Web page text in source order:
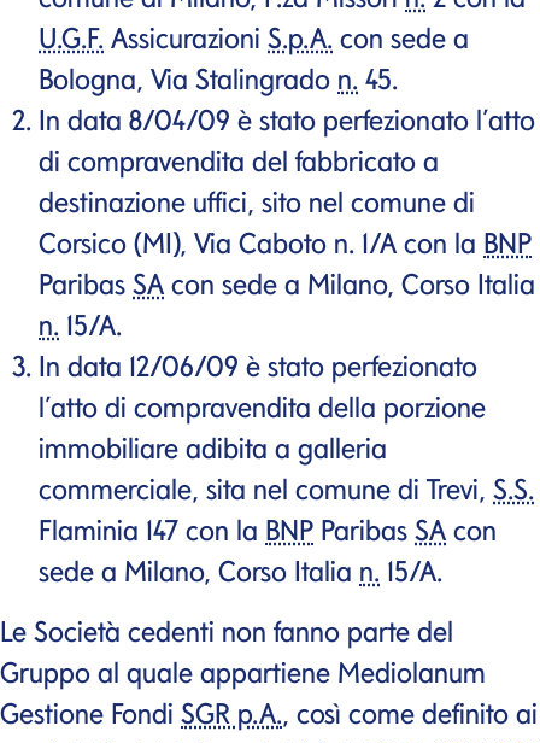
U.G.F. Assicurazioni S.p.A. con sede a
Bologna, Via Stalingrado n. 45.
In data 8/04/09 è stato perfezionato l’atto
di compravendita del fabbricato a
destinazione uffici, sito nel comune di
Corsico (MI), Via Caboto n. 1/A con la BNP
Paribas SA con sede a Milano, Corso Italia
n. 15/A.
In data 12/06/09 è stato perfezionato
l’atto di compravendita della porzione
immobiliare adibita a galleria
commerciale, sita nel comune di Trevi, S.S.
Flaminia 147 con la BNP Paribas SA con
sede a Milano, Corso Italia n. 15/A.
Le Società cedenti non fanno parte del
Gruppo al quale appartiene Mediolanum
Gestione Fondi SGR p.A., così come definito ai